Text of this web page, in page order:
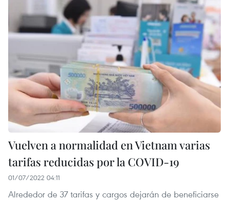
Vuelven a normalidad en Vietnam varias
tarifas reducidas por la COVID-19
01/07/2022 04:11
Alrededor de 37 tarifas y cargos dejarán de beneficiarse